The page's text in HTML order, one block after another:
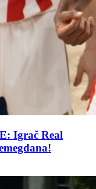
Igrač Real